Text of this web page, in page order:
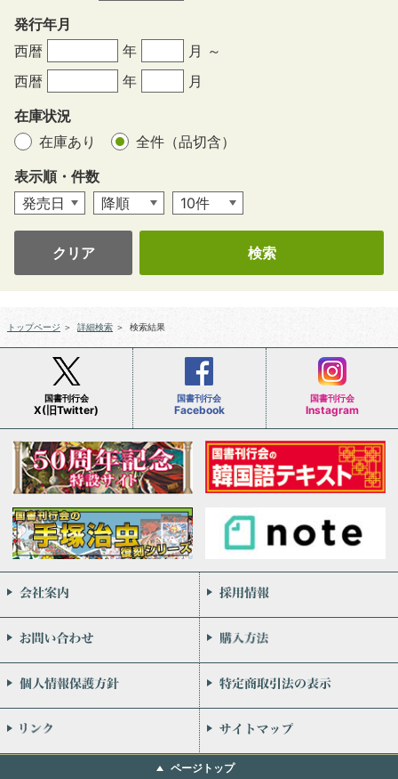
発行年月
西暦
年
月 ～
西暦
年
月
在庫状況
在庫あり
全件（品切含）
表示順・件数
クリア
トップページ ＞ 詳細検索 ＞ 検索結果
国書刊行会
X(旧Twitter)
国書刊行会
Facebook
国書刊行会
Instagram
会社案内
お問い合わせ
個人情報保護方針
リンク
ページトップ